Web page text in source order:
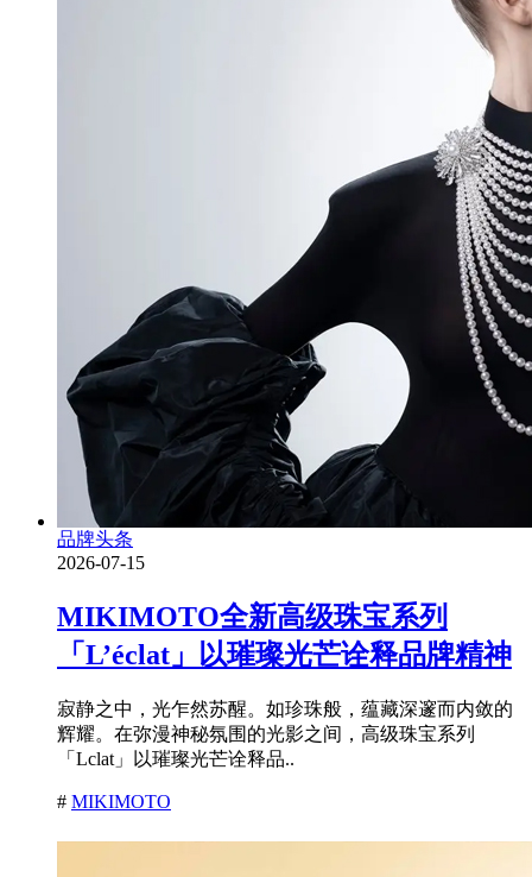
品牌头条
2026-07-15
MIKIMOTO全新高级珠宝系列
「L’éclat」以璀璨光芒诠释品牌精神
寂静之中，光乍然苏醒。如珍珠般，蕴藏深邃而内敛的
辉耀。在弥漫神秘氛围的光影之间，高级珠宝系列
「Lclat」以璀璨光芒诠释品..
# MIKIMOTO